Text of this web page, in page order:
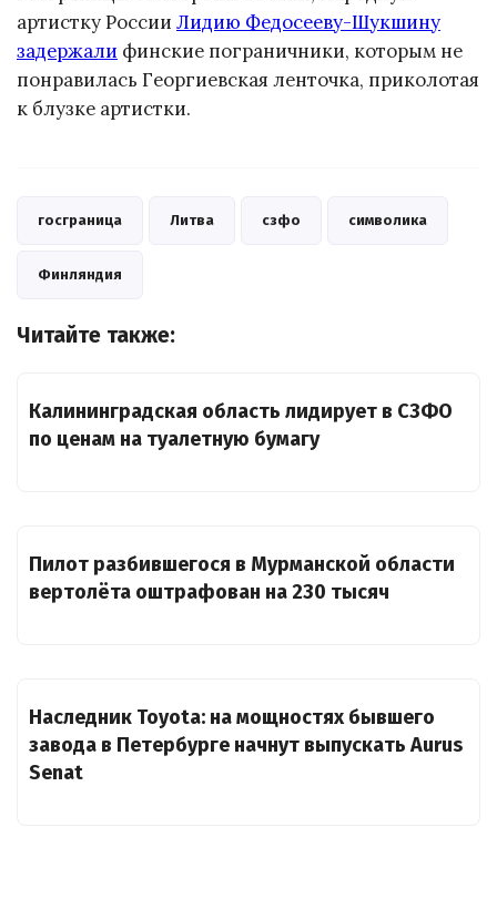
артистку России Лидию Федосееву-Шукшину
задержали финские пограничники, которым не
понравилась Георгиевская ленточка, приколотая
к блузке артистки.
госграница Литва сзфо символика
Финляндия
Читайте также:
Калининградская область лидирует в СЗФО
по ценам на туалетную бумагу
Пилот разбившегося в Мурманской области
вертолёта оштрафован на 230 тысяч
Наследник Toyota: на мощностях бывшего
завода в Петербурге начнут выпускать Aurus
Senat